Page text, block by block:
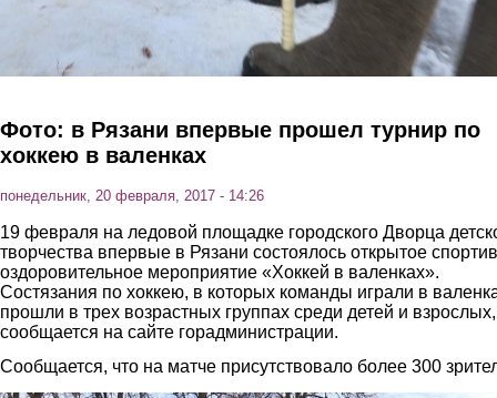
Фото: в Рязани впервые прошел турнир по
хоккею в валенках
понедельник, 20 февраля, 2017 - 14:26
19 февраля на ледовой площадке городского Дворца
творчества впервые в Рязани состоялось открытое
оздоровительное мероприятие «Хоккей в валенках».
Состязания по хоккею, в которых команды играли в
прошли в трех возрастных группах среди детей и взрослых,
сообщается на сайте горадминистрации.
Сообщается, что на матче присутствовало более 300